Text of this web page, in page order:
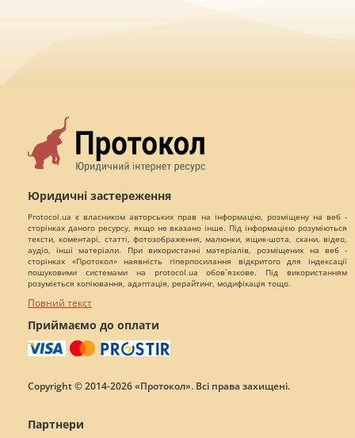
Юридичні застереження
Protocol.ua є власником авторських прав на інформацію, розміщену на веб -
сторінках даного ресурсу, якщо не вказано інше. Під інформацією розуміються
тексти, коментарі, статті, фотозображення, малюнки, ящик-шота, скани, відео,
аудіо, інші матеріали. При використанні матеріалів, розміщених на веб -
сторінках «Протокол» наявність гіперпосилання відкритого для індексації
пошуковими системами на protocol.ua обов`язкове. Під використанням
розуміється копіювання, адаптація, рерайтинг, модифікація тощо.
Повний текст
Приймаємо до оплати
Copyright © 2014-2026 «Протокол». Всі права захищені.
Партнери